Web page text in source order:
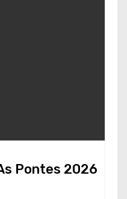
Pontes 2026